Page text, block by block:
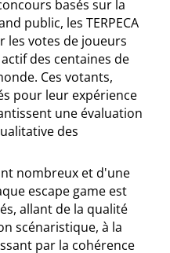
basés sur la
public, les TERPECA
les votes de joueurs
des centaines de
Ces votants,
pour leur expérience
une évaluation
des
nombreux et d'une
escape game est
allant de la qualité
scénaristique, à la
par la cohérence